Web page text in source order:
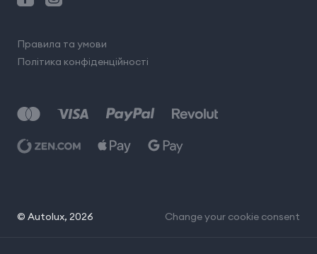
Правила та умови
Політика конфіденційності
© Autolux, 2026 Change your cookie consent